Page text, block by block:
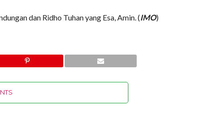
dan Ridho Tuhan yang Esa, Amin. (IMO)